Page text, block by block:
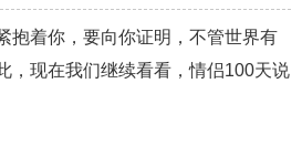
摩羯座男生 射手座男生
着你，要向你证明，不管世界有
，现在我们继续看看，情侣100天说